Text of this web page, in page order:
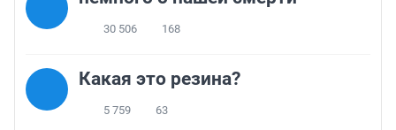
30 506 168
Какая это резина?
5 759 63